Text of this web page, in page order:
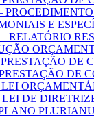
E
RELATÓRIO
DE
DE
DE